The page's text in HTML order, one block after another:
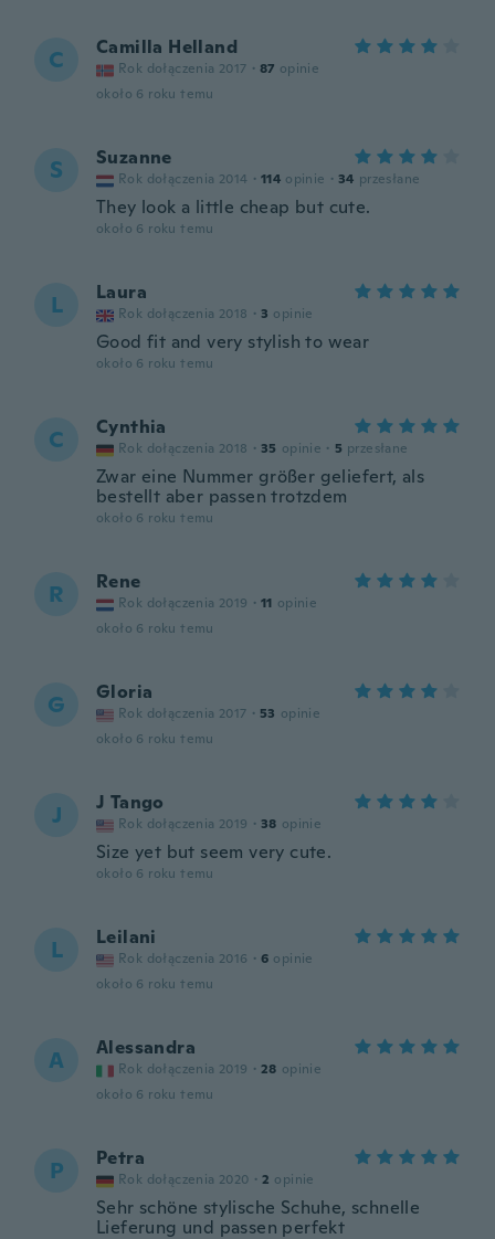
C Camilla Helland
Rok dołączenia 2017 · 87 opinie
około 6 roku temu
S Suzanne
Rok dołączenia 2014 · 114 opinie · 34 przesłane
They look a little cheap but cute.
około 6 roku temu
L Laura
Rok dołączenia 2018 · 3 opinie
Good fit and very stylish to wear
około 6 roku temu
C Cynthia
Rok dołączenia 2018 · 35 opinie · 5 przesłane
Zwar eine Nummer größer geliefert, als
bestellt aber passen trotzdem
około 6 roku temu
R Rene
Rok dołączenia 2019 · 11 opinie
około 6 roku temu
G Gloria
Rok dołączenia 2017 · 53 opinie
około 6 roku temu
J J Tango
Rok dołączenia 2019 · 38 opinie
Size yet but seem very cute.
około 6 roku temu
L Leilani
Rok dołączenia 2016 · 6 opinie
około 6 roku temu
A Alessandra
Rok dołączenia 2019 · 28 opinie
około 6 roku temu
P Petra
Rok dołączenia 2020 · 2 opinie
Sehr schöne stylische Schuhe, schnelle
Lieferung und passen perfekt